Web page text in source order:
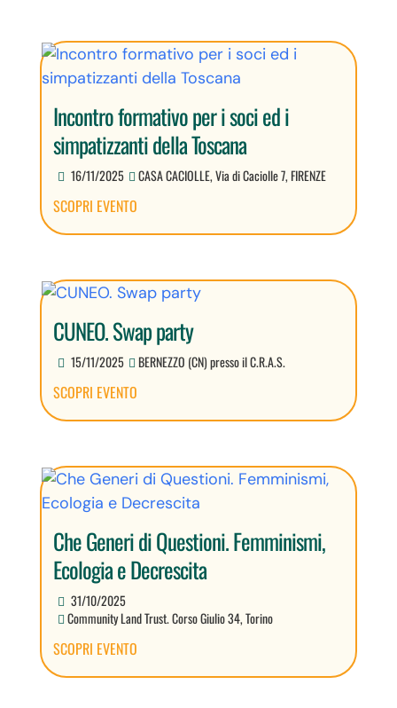
Incontro formativo per i soci ed i
simpatizzanti della Toscana
16/11/2025 CASA CACIOLLE, Via di Caciolle 7, FIRENZE
SCOPRI EVENTO
CUNEO. Swap party
15/11/2025 BERNEZZO (CN) presso il C.R.A.S.
SCOPRI EVENTO
Che Generi di Questioni. Femminismi,
Ecologia e Decrescita
31/10/2025
Community Land Trust. Corso Giulio 34, Torino
SCOPRI EVENTO